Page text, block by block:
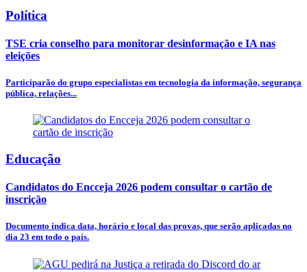
Política
TSE cria conselho para monitorar desinformação e IA nas
eleições
Participarão do grupo especialistas em tecnologia da informação, segurança
pública, relações...
Educação
Candidatos do Encceja 2026 podem consultar o cartão de
inscrição
Documento indica data, horário e local das provas, que serão aplicadas no
dia 23 em todo o país.